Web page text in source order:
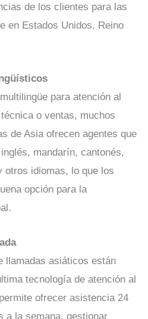
de los clientes para las
en Estados Unidos, Reino
para atención al
o ventas, muchos
de Asia ofrecen agentes que
mandarín, cantonés,
otros idiomas, lo que los
opción para la
llamadas asiáticos están
tecnología de atención al
ofrecer asistencia 24
a la semana, gestionar